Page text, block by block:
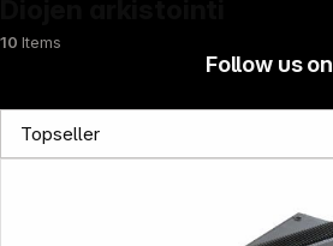
10 Items
Follow us on